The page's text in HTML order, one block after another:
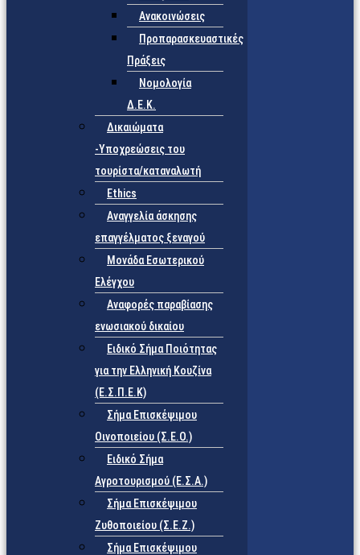
Ανακοινώσεις
Προπαρασκευαστικές
Πράξεις
Νομολογία
Δ.Ε.Κ.
Δικαιώματα
-Υποχρεώσεις του
τουρίστα/καταναλωτή
Ethics
Αναγγελία άσκησης
επαγγέλματος ξεναγού
Μονάδα Εσωτερικού
Ελέγχου
Αναφορές παραβίασης
ενωσιακού δικαίου
Ειδικό Σήμα Ποιότητας
για την Ελληνική Κουζίνα
(Ε.Σ.Π.Ε.Κ)
Σήμα Επισκέψιμου
Οινοποιείου (Σ.Ε.Ο.)
Ειδικό Σήμα
Αγροτουρισμού (Ε.Σ.Α.)
Σήμα Επισκέψιμου
Ζυθοποιείου (Σ.Ε.Ζ.)
Σήμα Επισκέψιμου